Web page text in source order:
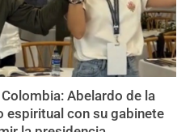
Abelardo de la
espiritual con su gabinete